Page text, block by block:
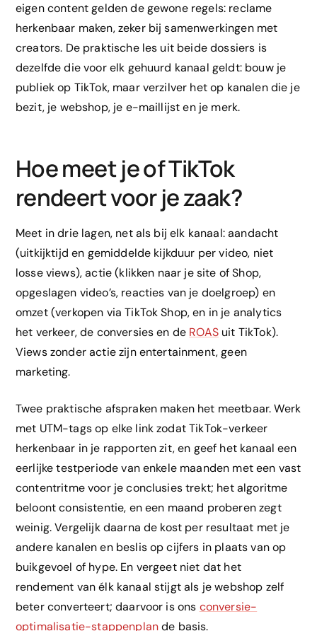
eigen content gelden de gewone regels: reclame
herkenbaar maken, zeker bij samenwerkingen met
creators. De praktische les uit beide dossiers is
dezelfde die voor elk gehuurd kanaal geldt: bouw je
publiek op TikTok, maar verzilver het op kanalen die je
bezit, je webshop, je e-maillijst en je merk.
Hoe meet je of TikTok
rendeert voor je zaak?
Meet in drie lagen, net als bij elk kanaal: aandacht
(uitkijktijd en gemiddelde kijkduur per video, niet
losse views), actie (klikken naar je site of Shop,
opgeslagen video’s, reacties van je doelgroep) en
omzet (verkopen via TikTok Shop, en in je analytics
het verkeer, de conversies en de ROASuit TikTok).
Views zonder actie zijn entertainment, geen
marketing.
Twee praktische afspraken maken het meetbaar. Werk
met UTM-tags op elke link zodat TikTok-verkeer
herkenbaar in je rapporten zit, en geef het kanaal een
eerlijke testperiode van enkele maanden met een vast
contentritme voor je conclusies trekt; het algoritme
beloont consistentie, en een maand proberen zegt
weinig. Vergelijk daarna de kost per resultaat met je
andere kanalen en beslis op cijfers in plaats van op
buikgevoel of hype. En vergeet niet dat het
rendement van élk kanaal stijgt als je webshop zelf
beter converteert; daarvoor is ons conversie-
optimalisatie-stappenplande basis.